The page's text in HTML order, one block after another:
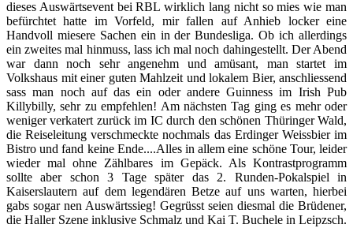
dieses Auswärtsevent bei RBL wirklich lang nicht so mies wie man
befürchtet hatte im Vorfeld, mir fallen auf Anhieb locker eine
Handvoll miesere Sachen ein in der Bundesliga. Ob ich allerdings
ein zweites mal hinmuss, lass ich mal noch dahingestellt. Der Abend
war dann noch sehr angenehm und amüsant, man startet im
Volkshaus mit einer guten Mahlzeit und lokalem Bier, anschliessend
sass man noch auf das ein oder andere Guinness im Irish Pub
Killybilly, sehr zu empfehlen! Am nächsten Tag ging es mehr oder
weniger verkatert zurück im IC durch den schönen Thüringer Wald,
die Reiseleitung verschmeckte nochmals das Erdinger Weissbier im
Bistro und fand keine Ende....Alles in allem eine schöne Tour, leider
wieder mal ohne Zählbares im Gepäck. Als Kontrastprogramm
sollte aber schon 3 Tage später das 2. Runden-Pokalspiel in
Kaiserslautern auf dem legendären Betze auf uns warten, hierbei
gabs sogar nen Auswärtssieg! Gegrüsst seien diesmal die Brüdener,
die Haller Szene inklusive Schmalz und Kai T. Buchele in Leipzsch.